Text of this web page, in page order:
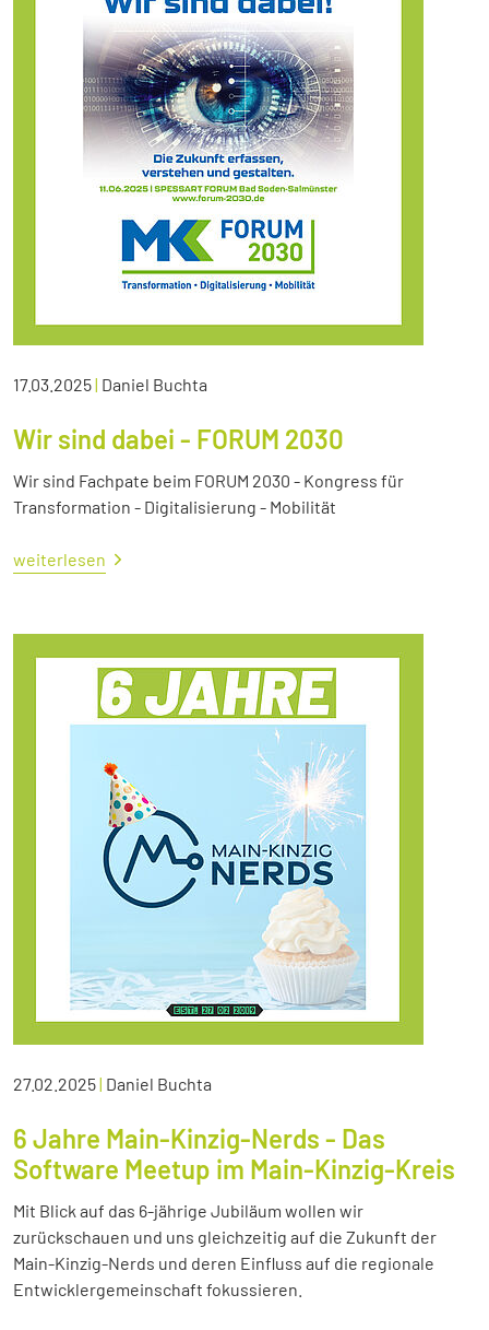
17.03.2025| Daniel Buchta
Wir sind dabei - FORUM 2030
Wir sind Fachpate beim FORUM 2030 - Kongress für
Transformation - Digitalisierung - Mobilität
weiterlesen
27.02.2025| Daniel Buchta
6 Jahre Main-Kinzig-Nerds - Das
Software Meetup im Main-Kinzig-Kreis
Mit Blick auf das 6-jährige Jubiläum wollen wir
zurückschauen und uns gleichzeitig auf die Zukunft der
Main-Kinzig-Nerds und deren Einfluss auf die regionale
Entwicklergemeinschaft fokussieren.